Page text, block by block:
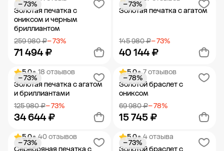
Добавить в корзину Добавить в корзину
Золотая печатка с
ониксом и черным
бриллиантом
259 980 ₽− 73%
71 494 ₽
− 73%
Добавить в корзину
Золотая печатка с агатом
145 980 ₽− 73%
40 144 ₽
− 73%
Добавить в корзину
5.0• 18 отзывов
Золотая печатка с агатом
и бриллиантами
125 980 ₽− 73%
34 644 ₽
− 73%
Добавить в корзину
5.0• 7 отзывов
Золотой браслет с
ониксом
69 980 ₽− 78%
15 745 ₽
− 78%
Добавить в корзину
5.0• 40 отзывов
Серебряная печатка с
− 73%
5.0• 4 отзыва
Золотой браслет с
− 73%